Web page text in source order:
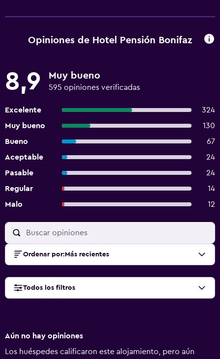
Opiniones de Hotel Pensión Bonifaz
8,9 Muy bueno
595 opiniones verificadas
Excelente
324
Muy bueno
130
Bueno
67
Aceptable
24
Pasable
24
Regular
14
Malo
12
Ordenar por: Más recientes
Todos los filtros
Aún no hay opiniones
Los huéspedes calificaron este alojamiento, pero aún